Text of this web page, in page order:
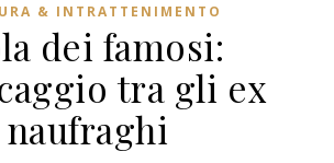
& INTRATTENIMENTO
dei famosi:
tra gli ex
naufraghi